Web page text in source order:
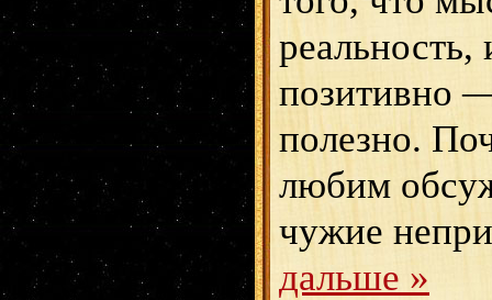
позитивно
полезно.
любим
чужие
дальше »